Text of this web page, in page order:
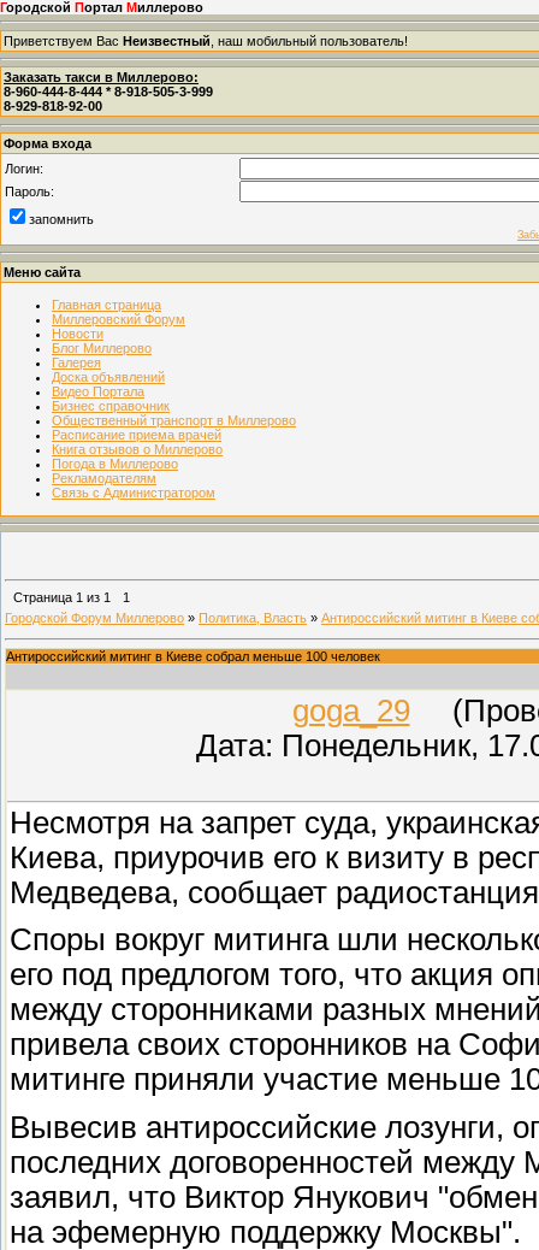
Городской Портал Миллерово
Приветствуем Вас Неизвестный , наш мобильный пользователь!
Заказать такси в Миллерово:
8-960-444-8-444 * 8-918-505-3-999
8-929-818-92-00
Форма входа
Логин:
Пароль:
запомнить
Меню сайта
Главная страница
Миллеровский Форум
Новости
Блог Миллерово
Галерея
Доска объявлений
Видео Портала
Бизнес справочник
Общественный транспорт в Миллерово
Расписание приема врачей
Книга отзывов о Миллерово
Погода в Миллерово
Рекламодателям
Связь с Администратором
Страница 1 из 1
1
Городской Форум Миллерово » Политика, Власть » Антироссийский митинг в Киеве
Антироссийский митинг в Киеве собрал меньше 100 человек
goga_29
Дата: Понедельник,
Несмотря на запрет суда,
Киева, приурочив его к визиту в
Медведева, сообщает
Споры вокруг митинга шли
его под предлогом того, что акция
между сторонниками разных
привела своих сторонников на
митинге приняли участие меньше
Вывесив антироссийские лозунги,
последних договоренностей
заявил, что Виктор Янукович
на эфемерную поддержку Москвы".